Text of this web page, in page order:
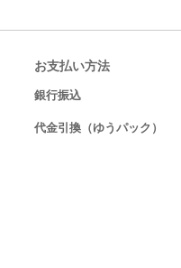
お支払い方法
銀行振込
代金引換（ゆうパック）